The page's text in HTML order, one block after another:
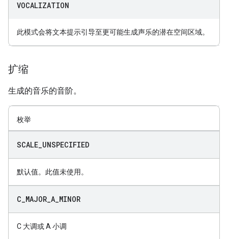
VOCALIZATION
此模式会将文本提示引导至更可能生成声乐的潜在空间区域。
扩缩
生成的音乐的音阶。
枚举
SCALE UNSPECIFIED
默认值。此值未使用。
C MAJOR A MINOR
C 大调或 A 小调